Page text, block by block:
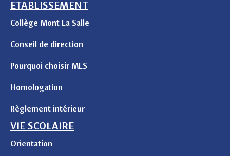
ETABLISSEMENT
Collège Mont La Salle
Conseil de direction
Pourquoi choisir MLS
Homologation
Règlement intérieur
VIE SCOLAIRE
Orientation